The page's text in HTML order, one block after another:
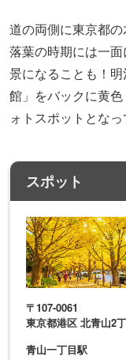
道の両側に東京都の
落葉の時期には一
景になることも！
館」をバックに黄
ォトスポットとなっ
スポット
〒107-0061
東京都港区 北青山2
青山一丁目駅